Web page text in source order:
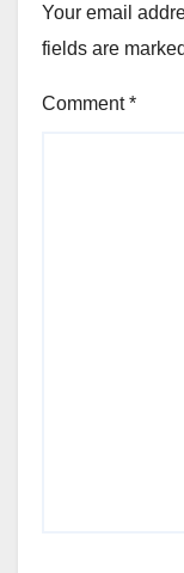
Your email
fields are marked
Comment*